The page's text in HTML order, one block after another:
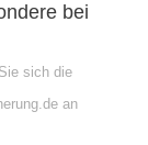
bei
sich die
an